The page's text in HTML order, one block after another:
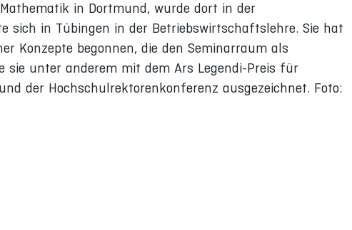
in Dortmund, wurde dort in der
sich in Tübingen in der Betriebswirtschaftslehre. Sie hat
Konzepte begonnen, die den Seminarraum als
sie unter anderem mit dem Ars Legendi-Preis für
der Hochschulrektorenkonferenz ausgezeichnet. Foto: